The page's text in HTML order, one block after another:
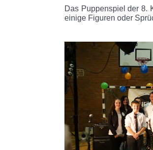
Das Puppenspiel der 8.
einige Figuren oder